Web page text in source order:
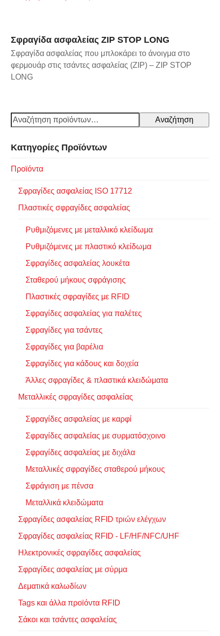
Σφραγίδα ασφαλείας ZIP STOP LONG
Σφραγίδα ασφαλείας που μπλοκάρει το άνοιγμα στο
φερμουάρ στις τσάντες ασφαλείας (ZIP) – ZIP STOP
LONG
Αναζήτηση
Κατηγορίες Προϊόντων
Προϊόντα
Σφραγίδες ασφαλείας ISO 17712
Πλαστικές σφραγίδες ασφαλείας
Ρυθμιζόμενες με μεταλλικό κλείδωμα
Ρυθμιζόμενες με πλαστικό κλείδωμα
Σφραγίδες ασφαλείας λουκέτα
Σταθερού μήκους σφράγισης
Πλαστικές σφραγίδες με RFID
Σφραγίδες ασφαλείας για παλέτες
Σφραγίδες για τσάντες
Σφραγίδες για βαρέλια
Σφραγίδες για κάδους και δοχεία
Άλλες σφραγίδες & πλαστικά κλειδώματα
Μεταλλικές σφραγίδες ασφαλείας
Σφραγίδες ασφαλείας με καρφί
Σφραγίδες ασφαλείας με συρματόσχοινο
Σφραγίδες ασφαλείας με διχάλα
Μεταλλικές σφραγίδες σταθερού μήκους
Σφράγιση με πένσα
Μεταλλικά κλειδώματα
Σφραγίδες ασφαλείας RFID τριών ελέγχων
Σφραγίδες ασφαλείας RFID - LF/HF/NFC/UHF
Ηλεκτρονικές σφραγίδες ασφαλείας
Σφραγίδες ασφαλείας με σύρμα
Δεματικά καλωδίων
Tags και άλλα προϊόντα RFID
Σάκοι και τσάντες ασφαλείας